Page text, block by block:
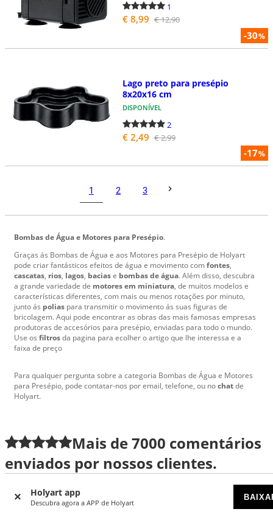
Holyart app
Descubra agora a APP de Holyart
-30%
1
€ 8,99 € 12,90
-17%
Lago preto para presépio
8x20x16 cm
DISPONÍVEL
2
€ 2,49 € 2,99
1 2 3
Bombas de Água e Motores para Presépio.
Graças ás Bombas de Água e aos Motores para Presépio de Holyart
pode criar fantásticos efeitos de água e movimento comfontes,
cascatas, rios, lagos, baciase bombas de água. Além disso, descubra
a grande variedade de motores em miniatura, de muitos modelos e
características diferentes, com mais ou menos rotações por minuto,
junto ás polias para transmitir o movimento ás suas figuras de
bricolagem. Aqui pode encontrar as obras das mais famosas empresas
produtoras de accesórios para presépio, enviadas para todo o mundo.
Use os filtrosda pagina para ecolher o artigo que lhe interessa e a
faixa de preço
Para qualquer pergunta sobre a categoria Bombas de Água e Motores
para Presépio, pode contatar-nos por email, telefone, ou nochatde
Holyart.
Mais de7000 comentários
enviados por nossos clientes.
Altina |3/6/2026